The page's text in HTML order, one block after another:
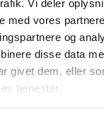
Vi deler
med vores
og
disse data
givet dem, eller
tjenester.